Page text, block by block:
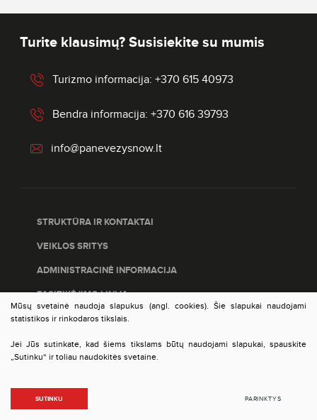
Turite klausimų? Susisiekite su mumis
Turizmo informacija: +370 615 40973
Bendra informacija: +370 616 39793
info@panevezysnow.lt
STRUKTŪRA IR KONTAKTAI
VEIKLOS SRITYS
ADMINISTRACINĖ INFORMACIJA
PASITIKĖJIMO LINIJA
PASLAUGŲ ĮVERTINIMAS
DUOMENŲ APSAUGA
© 2023 VšĮ Panevėžio plėtros agentūra. Visos teisės
saugomos. Sprendimas:
Mūsų svetainė naudoja slapukus (angl. cookies). Šie slapukai naudojami
statistikos ir rinkodaros tikslais.
Jei Jūs sutinkate, kad šiems tikslams būtų naudojami slapukai, spauskite
„Sutinku“ ir toliau naudokitės svetaine.
SUTINKU PARINKTYS